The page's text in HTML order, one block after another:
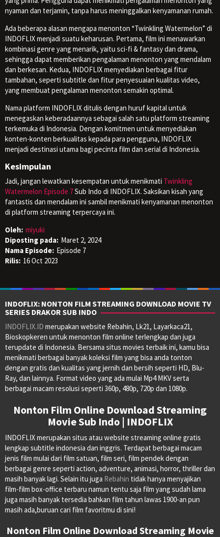
nyaman dan terjamin, tanpa harus meninggalkan kenyamanan rumah.
Ada beberapa alasan mengapa menonton “Twinkling Watermelon” di
INDOFLIX menjadi suatu keharusan. Pertama, film ini menawarkan
kombinasi genre yang menarik, yaitu sci-fi & fantasy dan drama,
sehingga dapat memberikan pengalaman menonton yang mendalam
dan berkesan. Kedua, INDOFLIX menyediakan berbagai fitur
tambahan, seperti subtitle dan fitur penyesuaian kualitas video,
yang membuat pengalaman menonton semakin optimal.
Nama platform INDOFLIX ditulis dengan huruf kapital untuk
menegaskan keberadaannya sebagai salah satu platform streaming
terkemuka di Indonesia. Dengan komitmen untuk menyediakan
konten-konten berkualitas kepada para pengguna, INDOFLIX
menjadi destinasi utama bagi pecinta film dan serial di Indonesia.
Kesimpulan
Jadi, jangan lewatkan kesempatan untuk menikmati Twinkling
Watermelon Episode 7Sub Indo di INDOFLIX. Saksikan kisah yang
fantastis dan mendalam ini sambil menikmati kenyamanan menonton
di platform streaming terpercaya ini.
Oleh: miyuki
Diposting pada: Maret 2, 2024
Nama Episode: Episode 7
Rilis: 16 Oct 2023
INDOFLIX: NONTON FILM STREAMING DOWNLOAD MOVIE TV
SERIES DRAKOR SUB INDO
INDOFLIX.ID merupakan website Rebahin, Lk21, Layarkaca21,
Bioskopkeren untuk menonton film online terlengkap dan juga
terupdate di Indonesia. Bersama situs movies terbaik ini, kamu bisa
menikmati berbagai banyak koleksi film yang bisa anda tonton
dengan gratis dan kualitas yang jernih dan bersih seperti HD, Blu-
Ray, dan lainnya. Format video yang ada mulai Mp4 MKV serta
berbagai macam resolusi seperti 360p, 480p, 720p dan 1080p.
Nonton Film Online Download Streaming
Movie Sub Indo | INDOFLIX
INDOFLIX merupakan situs atau website streaming online gratis
lengkap subtitle indonesia dan inggris. Terdapat berbagai macam
jenis film mulai dari film satuan, film seri, film pendek dengan
berbagai genre seperti action, adventure, animasi, horror, thriller dan
masih banyak lagi. Selain itu juga Rebahin tidak hanya menyajikan
film-film box-office terbaru namun tentu saja film yang sudah lama
juga masih banyak tersedia bahkan film tahun lawas 1900-an pun
masih ada,buruan cari film favoritmu di sini!
Nonton Film Online Download Streaming Movie